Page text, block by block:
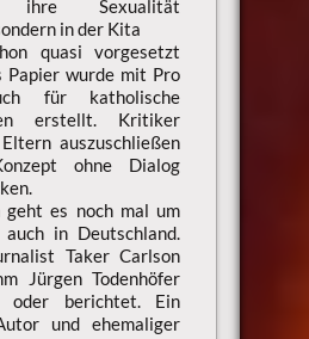
ihre Sexualität
in der Kita
quasi vorgesetzt
Papier wurde mit Pro
für katholische
erstellt. Kritiker
auszuschließen
ohne Dialog
geht es noch mal um
in Deutschland.
Taker Carlson
Jürgen Todenhöfer
oder berichtet. Ein
und ehemaliger